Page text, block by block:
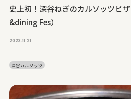
史上初！深谷ねぎのカルソッツピ
&dining Fes）
2023.11.21
深谷カルソッツ